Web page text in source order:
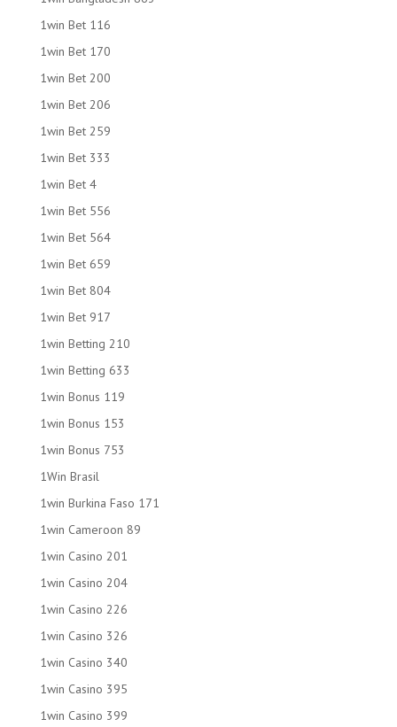
1win Bet 116
1win Bet 170
1win Bet 200
1win Bet 206
1win Bet 259
1win Bet 333
1win Bet 4
1win Bet 556
1win Bet 564
1win Bet 659
1win Bet 804
1win Bet 917
1win Betting 210
1win Betting 633
1win Bonus 119
1win Bonus 153
1win Bonus 753
1Win Brasil
1win Burkina Faso 171
1win Cameroon 89
1win Casino 201
1win Casino 204
1win Casino 226
1win Casino 326
1win Casino 340
1win Casino 395
1win Casino 399